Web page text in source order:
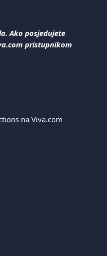
Ako posjedujete
pristupnikom
na Viva.com